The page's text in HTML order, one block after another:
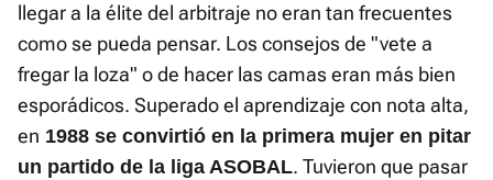
llegar a la élite del arbitraje no eran tan frecuentes
como se pueda pensar. Los consejos de "vete a
fregar la loza" o de hacer las camas eran más bien
esporádicos. Superado el aprendizaje con nota alta,
en 1988 se convirtió en la primera mujer en pitar
un partido de la liga ASOBAL. Tuvieron que pasar